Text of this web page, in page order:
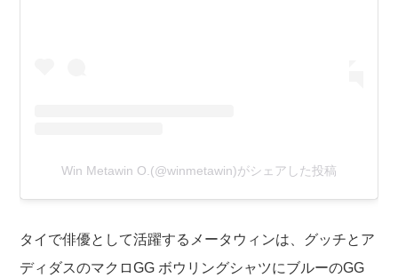
Win Metawin O.(@winmetawin)がシェアした投稿
タイで俳優として活躍するメータウィンは、グッチとア
ディダスのマクロGG ボウリングシャツにブルーのGG